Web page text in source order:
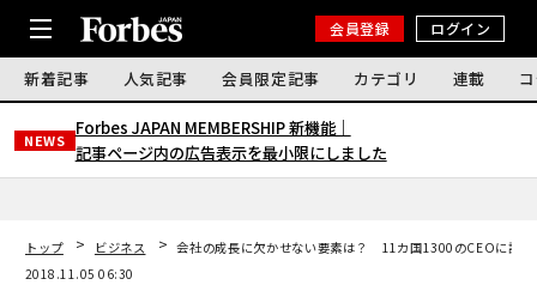
会員登録 ログイン
新着記事 人気記事 会員限定記事 カテゴリ 連載
NEWS
Forbes JAPAN MEMBERSHIP 新機能｜
記事ページ内の広告表示を最小限にしました
トップ ビジネス
会社の成長に欠かせない要素は？ 11カ国1300のCEOに調査
2018.11.05 06:30